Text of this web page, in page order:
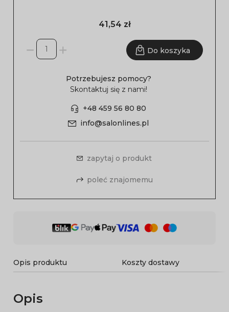
41,54 zł
Do koszyka
Potrzebujesz pomocy?
Skontaktuj się z nami!
+48 459 56 80 80
info@salonlines.pl
zapytaj o produkt
poleć znajomemu
Opis produktu Koszty dostawy
Opis